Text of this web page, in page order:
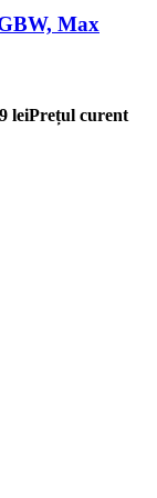
Max
leiPrețul curent